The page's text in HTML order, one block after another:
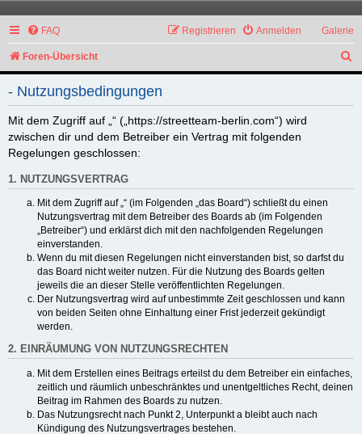
Galerie
FAQ Anmelden
Registrieren
Foren-Übersicht
u
- Nutzungsbedingungen
Mit dem Zugriff auf „“ („https://streetteam-berlin.com“) wird
zwischen dir und dem Betreiber ein Vertrag mit folgenden
Regelungen geschlossen:
1. NUTZUNGSVERTRAG
Mit dem Zugriff auf „“ (im Folgenden „das Board“) schließt du einen
Nutzungsvertrag mit dem Betreiber des Boards ab (im Folgenden
„Betreiber“) und erklärst dich mit den nachfolgenden Regelungen
einverstanden.
Wenn du mit diesen Regelungen nicht einverstanden bist, so darfst du
das Board nicht weiter nutzen. Für die Nutzung des Boards gelten
jeweils die an dieser Stelle veröffentlichten Regelungen.
Der Nutzungsvertrag wird auf unbestimmte Zeit geschlossen und kann
von beiden Seiten ohne Einhaltung einer Frist jederzeit gekündigt
werden.
2. EINRÄUMUNG VON NUTZUNGSRECHTEN
Mit dem Erstellen eines Beitrags erteilst du dem Betreiber ein einfaches,
zeitlich und räumlich unbeschränktes und unentgeltliches Recht, deinen
Beitrag im Rahmen des Boards zu nutzen.
Das Nutzungsrecht nach Punkt 2, Unterpunkt a bleibt auch nach
Kündigung des Nutzungsvertrages bestehen.